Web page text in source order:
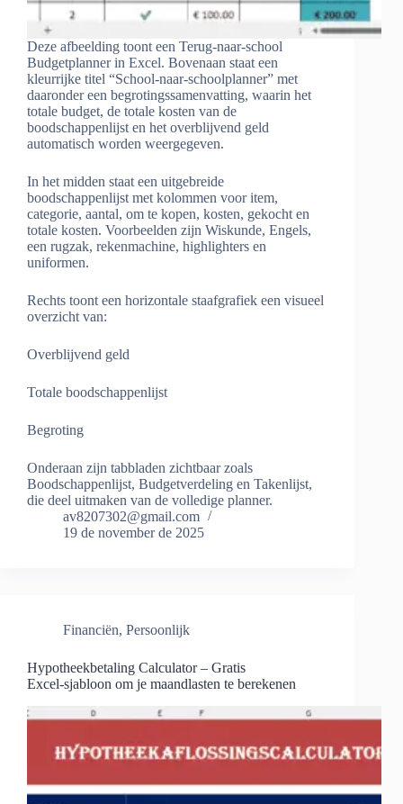
Deze afbeelding toont een Terug-naar-school
Budgetplanner in Excel. Bovenaan staat een
kleurrijke titel “School-naar-schoolplanner” met
daaronder een begrotingssamenvatting, waarin het
totale budget, de totale kosten van de
boodschappenlijst en het overblijvend geld
automatisch worden weergegeven.
In het midden staat een uitgebreide
boodschappenlijst met kolommen voor item,
categorie, aantal, om te kopen, kosten, gekocht en
totale kosten. Voorbeelden zijn Wiskunde, Engels,
een rugzak, rekenmachine, highlighters en
uniformen.
Rechts toont een horizontale staafgrafiek een visueel
overzicht van:
Overblijvend geld
Totale boodschappenlijst
Begroting
Onderaan zijn tabbladen zichtbaar zoals
Boodschappenlijst, Budgetverdeling en Takenlijst,
die deel uitmaken van de volledige planner.
av8207302@gmail.com
19 de november de 2025
Financiën, Persoonlijk
Hypotheekbetaling Calculator – Gratis
Excel‑sjabloon om je maandlasten te berekenen